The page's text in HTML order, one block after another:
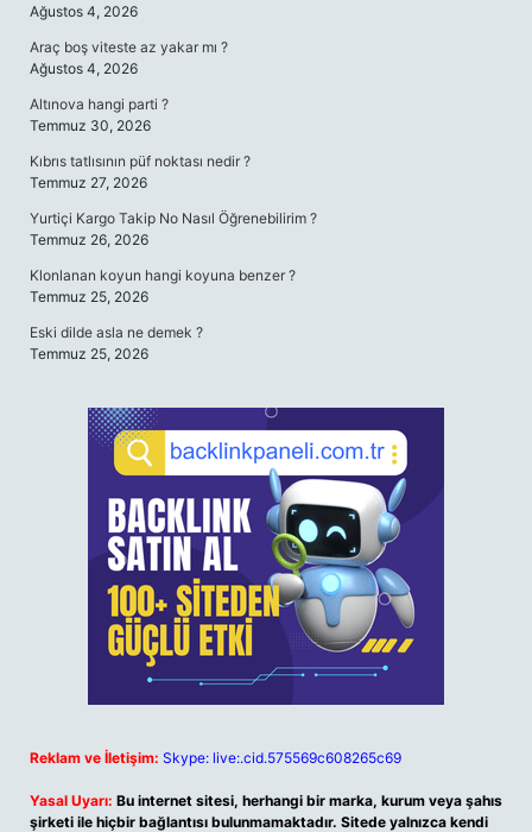
Ağustos 4, 2026
Araç boş viteste az yakar mı ?
Ağustos 4, 2026
Altınova hangi parti ?
Temmuz 30, 2026
Kıbrıs tatlısının püf noktası nedir ?
Temmuz 27, 2026
Yurtiçi Kargo Takip No Nasıl Öğrenebilirim ?
Temmuz 26, 2026
Klonlanan koyun hangi koyuna benzer ?
Temmuz 25, 2026
Eski dilde asla ne demek ?
Temmuz 25, 2026
Reklam ve İletişim: Skype: live:.cid.575569c608265c69
Yasal Uyarı: Bu internet sitesi, herhangi bir marka, kurum veya şahıs
şirketi ile hiçbir bağlantısı bulunmamaktadır. Sitede yalnızca kendi